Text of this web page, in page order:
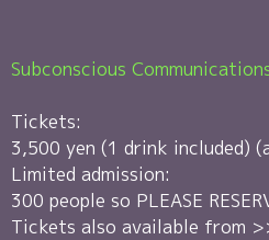
Subconscious
Tickets:
3,500 yen (1 drink included)
Limited admission:
300 people so PLEASE
Tickets also available from